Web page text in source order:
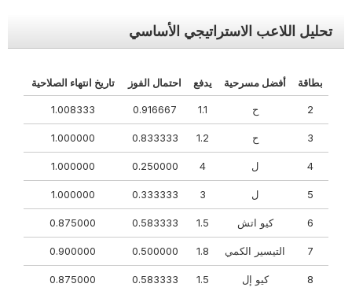
تحليل اللاعب الاستراتيجي الأساسي
بطاقة أفضل مسرحية يدفع احتمال الفوز تاريخ انتهاء الصلاحية
1.1
0.916667
1.008333
1.2
0.833333
1.000000
ل 0.250000
1.000000
ل 0.333333
1.000000
كيو اتش 1.5
0.583333
0.875000
التيسير الكمي 1.8
0.500000
0.900000
كيو إل 1.5
0.583333
0.875000